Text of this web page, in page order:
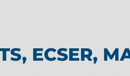
ECSER,